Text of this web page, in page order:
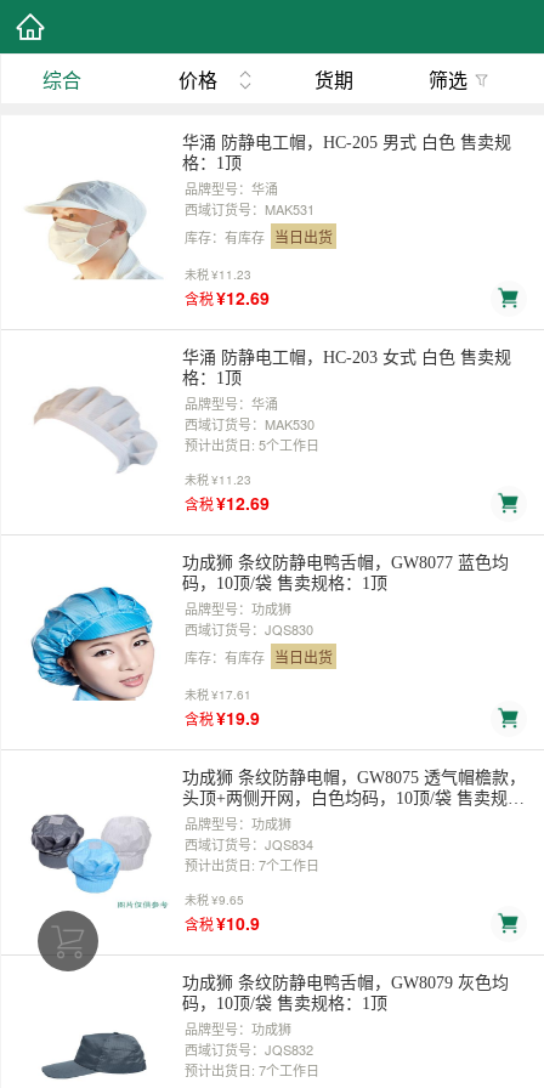
综合 价格 货期 筛选
华涌 防静电工帽，HC-205 男式 白色 售卖规
格：1顶
品牌型号：华涌
西域订货号：MAK531
库存：有库存 当日出货
未税¥11.23
含税¥12.69
华涌 防静电工帽，HC-203 女式 白色 售卖规
格：1顶
品牌型号：华涌
西域订货号：MAK530
预计出货日: 5个工作日
未税¥11.23
含税¥12.69
功成狮 条纹防静电鸭舌帽，GW8077 蓝色均
码，10顶/袋 售卖规格：1顶
品牌型号：功成狮
西域订货号：JQS830
库存：有库存 当日出货
未税¥17.61
含税¥19.9
功成狮 条纹防静电帽，GW8075 透气帽檐款，
头顶+两侧开网，白色均码，10顶/袋 售卖规
格：1顶
品牌型号：功成狮
西域订货号：JQS834
预计出货日: 7个工作日
未税¥9.65
含税¥10.9
功成狮 条纹防静电鸭舌帽，GW8079 灰色均
码，10顶/袋 售卖规格：1顶
品牌型号：功成狮
西域订货号：JQS832
预计出货日: 7个工作日